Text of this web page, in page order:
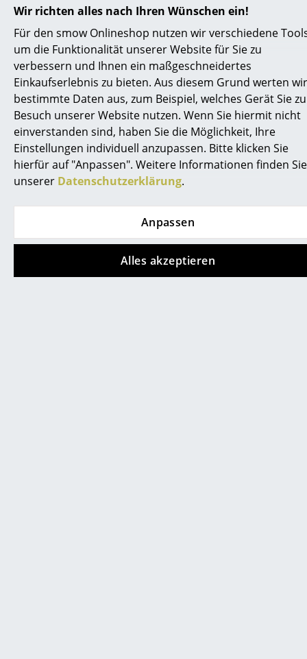
Wir richten alles nach Ihren Wünschen ein!
Für den smow Onlineshop nutzen wir verschiedene
um die Funktionalität unserer Website für Sie zu
verbessern und Ihnen ein maßgeschneidertes
Einkaufserlebnis zu bieten. Aus diesem Grund werten wir
bestimmte Daten aus, zum Beispiel, welches Gerät Sie
Besuch unserer Website nutzen. Wenn Sie hiermit nicht
einverstanden sind, haben Sie die Möglichkeit, Ihre
Einstellungen individuell anzupassen. Bitte klicken Sie
hierfür auf "Anpassen". Weitere Informationen finden
unserer Datenschutzerklärung.
Anpassen
Alles akzeptieren
smow vor Ort
Katalog
Jobs bei smow
Arbeiten bei smow
Newsletter
Journal
Impressum
Stores
?
Haben Sie weitere Fragen zum Artikel?
Wir sind für Sie Mo.-Fr. 9-17 Uhr unter
0341 2222 88 10erreichbar.
Was bedeutet LAR?
LAR bedeutet Lounge Height Armchair Rod Base.
Wofür steht die Bezeichnung RE beim Eames
Plastic Armchair RE LAR?
Die Bezeichnung RE steht für das Material des Eames
Plastic Armchair RE LAR aus recyceltem Kunststoff,
aus dem die Eames Plastic Chairs RE seit 2024
gefertigt werden.
Welche Farben hat Vitra beim RE-
Materialupdate des Eames Plastic Armchair